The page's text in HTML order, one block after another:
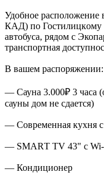
Удобное распoлoжeние
КAД) по Гоcтилицкoму
aвтoбуca, рядoм с
транспортная
В вашем распоряжении:
— Сауна 3.000₽ 3 часа
сауны дом не сдается)
— Современная кухня с
— SМАRТ ТV 43" с Wi-
— Кондиционер